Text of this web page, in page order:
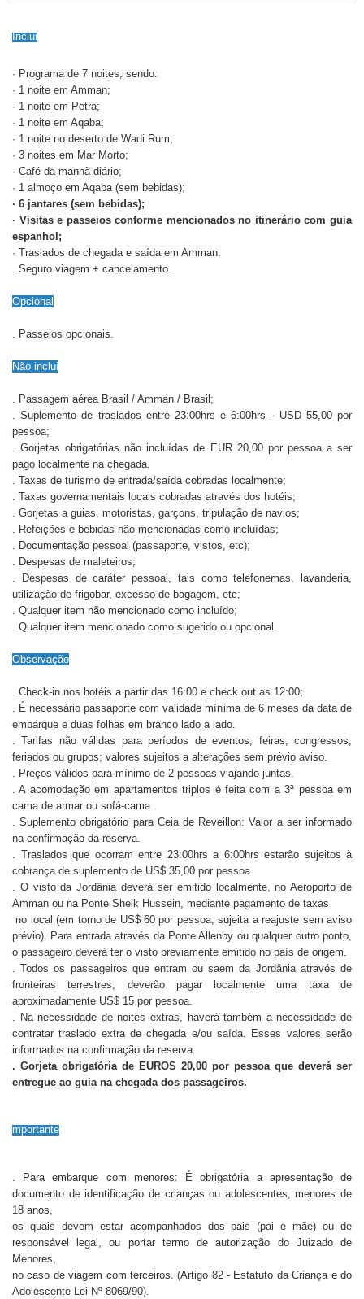
Inclui
· Programa de 7 noites, sendo:
· 1 noite em Amman;
· 1 noite em Petra;
· 1 noite em Aqaba;
· 1 noite no deserto de Wadi Rum;
· 3 noites em Mar Morto;
· Café da manhã diário;
· 1 almoço em Aqaba (sem bebidas);
· 6 jantares (sem bebidas);
· Visitas e passeios conforme mencionados no itinerário com guia
espanhol;
· Traslados de chegada e saída em Amman;
. Seguro viagem + cancelamento.
Opcional
. Passeios opcionais.
Não inclui
. Passagem aérea Brasil / Amman / Brasil;
. Suplemento de traslados entre 23:00hrs e 6:00hrs - USD 55,00 por
pessoa;
. Gorjetas obrigatórias não incluídas de EUR 20,00 por pessoa a ser
pago localmente na chegada.
. Taxas de turismo de entrada/saída cobradas localmente;
. Taxas governamentais locais cobradas através dos hotéis;
. Gorjetas a guias, motoristas, garçons, tripulação de navios;
. Refeições e bebidas não mencionadas como incluídas;
. Documentação pessoal (passaporte, vistos, etc);
. Despesas de maleteiros;
. Despesas de caráter pessoal, tais como telefonemas, lavanderia,
utilização de frigobar, excesso de bagagem, etc;
. Qualquer item não mencionado como incluído;
. Qualquer item mencionado como sugerido ou opcional.
Observação
. Check-in nos hotéis a partir das 16:00 e check out as 12:00;
. É necessário passaporte com validade mínima de 6 meses da data de
embarque e duas folhas em branco lado a lado.
. Tarifas não válidas para períodos de eventos, feiras, congressos,
feriados ou grupos; valores sujeitos a alterações sem prévio aviso.
. Preços válidos para mínimo de 2 pessoas viajando juntas.
. A acomodação em apartamentos triplos é feita com a 3ª pessoa em
cama de armar ou sofá-cama.
. Suplemento obrigatório para Ceia de Reveillon: Valor a ser informado
na confirmação da reserva.
. Traslados que ocorram entre 23:00hrs a 6:00hrs estarão sujeitos à
cobrança de suplemento de US$ 35,00 por pessoa.
. O visto da Jordânia deverá ser emitido localmente, no Aeroporto de
Amman ou na Ponte Sheik Hussein, mediante pagamento de taxas
no local (em torno de US$ 60 por pessoa, sujeita a reajuste sem aviso
prévio). Para entrada através da Ponte Allenby ou qualquer outro ponto,
o passageiro deverá ter o visto previamente emitido no país de origem.
. Todos os passageiros que entram ou saem da Jordânia através de
fronteiras terrestres, deverão pagar localmente uma taxa de
aproximadamente US$ 15 por pessoa.
. Na necessidade de noites extras, haverá também a necessidade de
contratar traslado extra de chegada e/ou saída. Esses valores serão
informados na confirmação da reserva.
. Gorjeta obrigatória de EUROS 20,00 por pessoa que deverá ser
entregue ao guia na chegada dos passageiros.
mportante
. Para embarque com menores: É obrigatória a apresentação de
documento de identificação de crianças ou adolescentes, menores de
18 anos,
os quais devem estar acompanhados dos pais (pai e mãe) ou de
responsável legal, ou portar termo de autorização do Juizado de
Menores,
no caso de viagem com terceiros. (Artigo 82 - Estatuto da Criança e do
Adolescente Lei Nº 8069/90).